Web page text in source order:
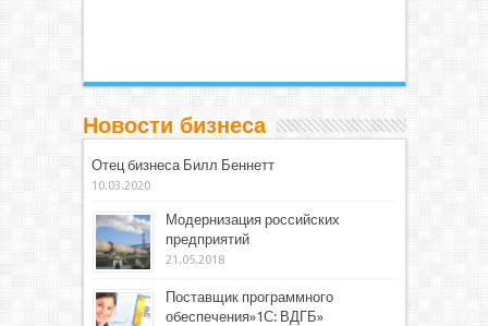
Новости бизнеса
Отец бизнеса Билл Беннетт
10.03.2020
Модернизация российских
предприятий
21.05.2018
Поставщик программного
обеспечения»1С: ВДГБ»